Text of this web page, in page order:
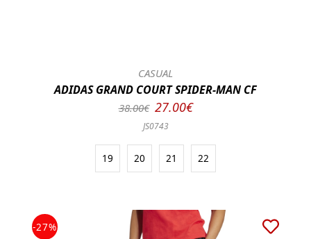
CASUAL
ADIDAS GRAND COURT SPIDER-MAN CF
38.00€ 27.00€
JS0743
19 20 21 22
-27%